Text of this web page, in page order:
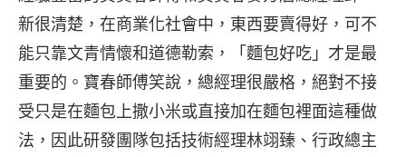
新很清楚，在商業化社會中，東西要賣得好，可不
能只靠文青情懷和道德勒索，「麵包好吃」才是最
重要的。寶春師傅笑說，總經理很嚴格，絕對不接
受只是在麵包上撒小米或直接加在麵包裡面這種做
法，因此研發團隊包括技術經理林翊臻、行政總主